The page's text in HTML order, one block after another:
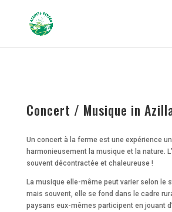
Type-Options Referrer-Policy Permissions-Policy
Concert / Musique in
Un concert à la ferme est une expérience
harmonieusement la musique et la nature.
souvent décontractée et chaleureuse !
La musique elle-même peut varier selon le
mais souvent, elle se fond dans le cadre
paysans eux-mêmes participent en jouant